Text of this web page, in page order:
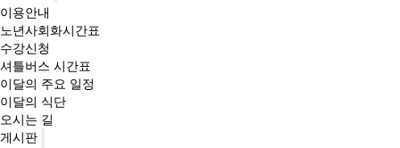
이용안내
노년사회화시간표
수강신청
셔틀버스 시간표
이달의 주요 일정
이달의 식단
오시는 길
게시판